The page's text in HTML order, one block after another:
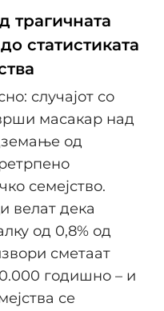
статистиката
случајот со
масакар над
од
семејство.
велат дека
од 0,8% од
сметаат
годишно – и
се